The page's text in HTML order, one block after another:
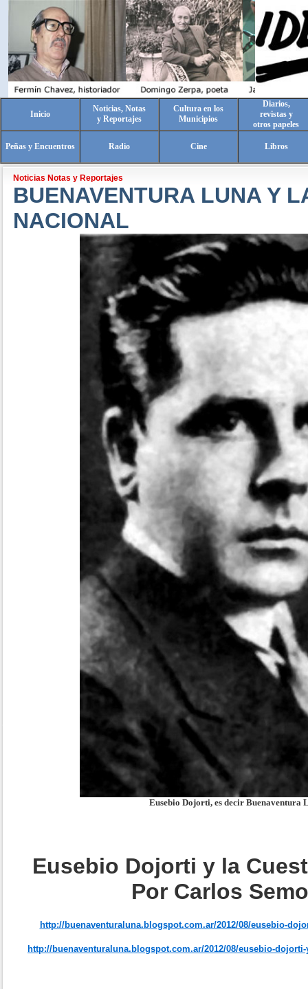
Inicio
Noticias, Notas
y Reportajes
Cultura en los
Municipios
Diarios,
revistas y
otros papeles
Peñas y Encuentros Radio Cine Libros
Noticias Notas y Reportajes
BUENAVENTURA LUNA Y
NACIONAL
Eusebio Dojorti, es decir Buenaventura
Eusebio Dojorti y la
Por Carlos
http://buenaventuraluna.blogspot.com.ar/2012/08/eusebio-
http://buenaventuraluna.blogspot.com.ar/2012/08/eusebio-